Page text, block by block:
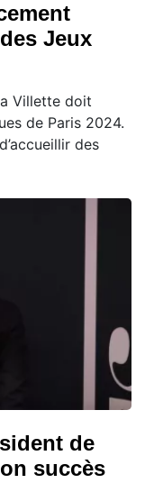
Jeux
Villette doit
de Paris 2024.
des
de
succès